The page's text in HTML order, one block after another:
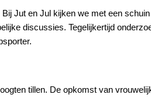
Jut en Jul kijken we met een
discussies. Tegelijkertijd
tillen. De opkomst van